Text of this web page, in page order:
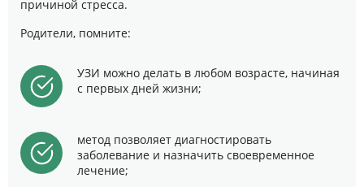
причиной стресса.
Родители, помните:
УЗИ можно делать в любом возрасте, начиная
с первых дней жизни;
метод позволяет диагностировать
заболевание и назначить своевременное
лечение;